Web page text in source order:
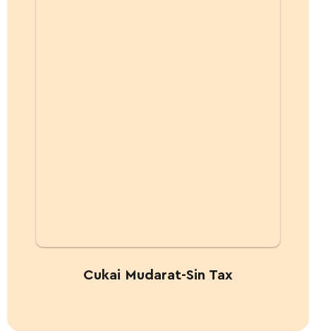
Cukai Mudarat-Sin Tax